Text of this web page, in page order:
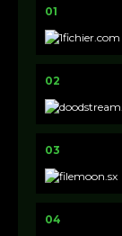
01
02
03
04